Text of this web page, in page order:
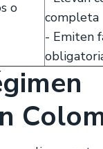
o
completa
- Emiten